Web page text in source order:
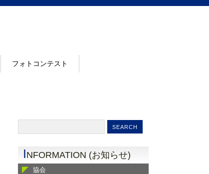
フォトコンテスト
INFORMATION (お知らせ)
協会